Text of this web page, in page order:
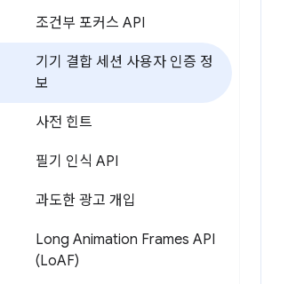
조건부 포커스 API
기기 결합 세션 사용자 인증 정
보
사전 힌트
필기 인식 API
과도한 광고 개입
Long Animation Frames API
(LoAF)